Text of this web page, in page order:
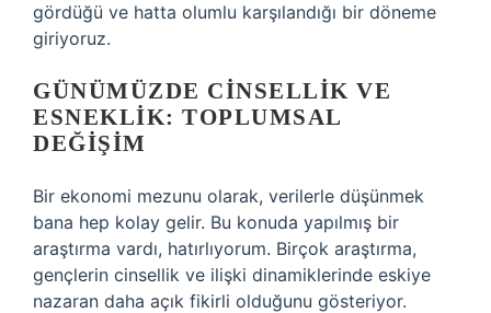
gördüğü ve hatta olumlu karşılandığı bir döneme
giriyoruz.
GÜNÜMÜZDE CINSELLIK VE
ESNEKLIK: TOPLUMSAL
DEĞIŞIM
Bir ekonomi mezunu olarak, verilerle düşünmek
bana hep kolay gelir. Bu konuda yapılmış bir
araştırma vardı, hatırlıyorum. Birçok araştırma,
gençlerin cinsellik ve ilişki dinamiklerinde eskiye
nazaran daha açık fikirli olduğunu gösteriyor.